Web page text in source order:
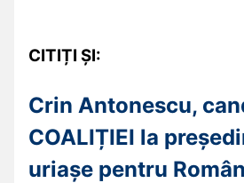
CITIȚI ȘI:
Crin Antonescu,
COALIȚIEI la
uriașe pentru